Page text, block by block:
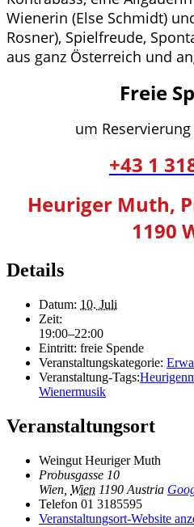
Wienerin (Else Schmidt)
Rosner), Spielfreude,
aus ganz Österreich und
Freie
um
+43 1
Heuriger Muth,
1190
Details
Datum: 10. Juli
Zeit:
19:00–22:00
Eintritt: freie Spende
Veranstaltungskategorie:
Veranstaltung-Tags:
Wienermusik
Veranstaltungsort
Weingut Heuriger Muth
Probusgasse 10
Wien Wien 1190 Austria
Telefon 01 3185595
Veranstaltungsort-Website